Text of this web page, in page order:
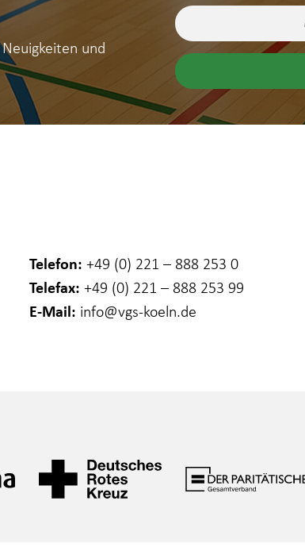
und
Telefon: +49 (0) 221 – 888 253 0
Telefax: +49 (0) 221 – 888 253 99
E-Mail: info@vgs-koeln.de